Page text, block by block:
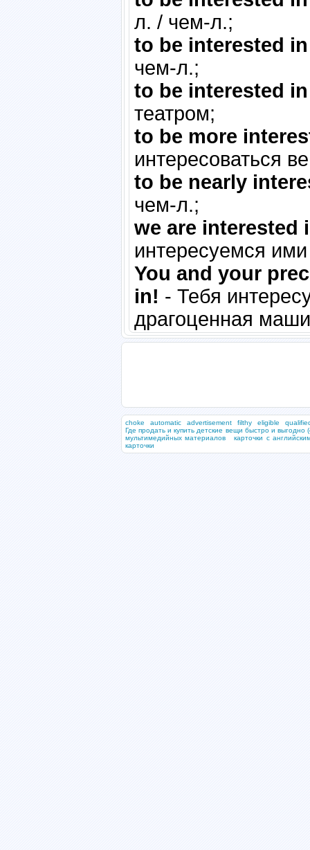
л. / чем-л.;
to be interested
чем-л.;
to be interested
театром;
to be more
интересоваться
to be nearly
чем-л.;
we are interested
интересуемся
You and your
in! - Тебя
драгоценная
choke automatic advertisement filthy eligible
Где продать и купить детские вещи быстро и выгодно
мультимедийных материалов
карточки с
карточки